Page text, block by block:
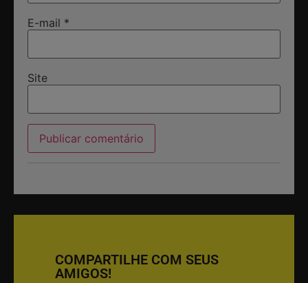
E-mail *
Site
COMPARTILHE COM SEUS
AMIGOS!